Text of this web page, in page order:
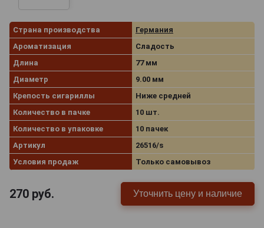
Страна производства
Германия
Ароматизация
Сладость
Длина
77 мм
Диаметр
9.00 мм
Крепость сигариллы
Ниже средней
Количество в пачке
10 шт.
Количество в упаковке
10 пачек
Артикул
26516/s
Условия продаж
Только самовывоз
270 руб. Уточнить цену и наличие